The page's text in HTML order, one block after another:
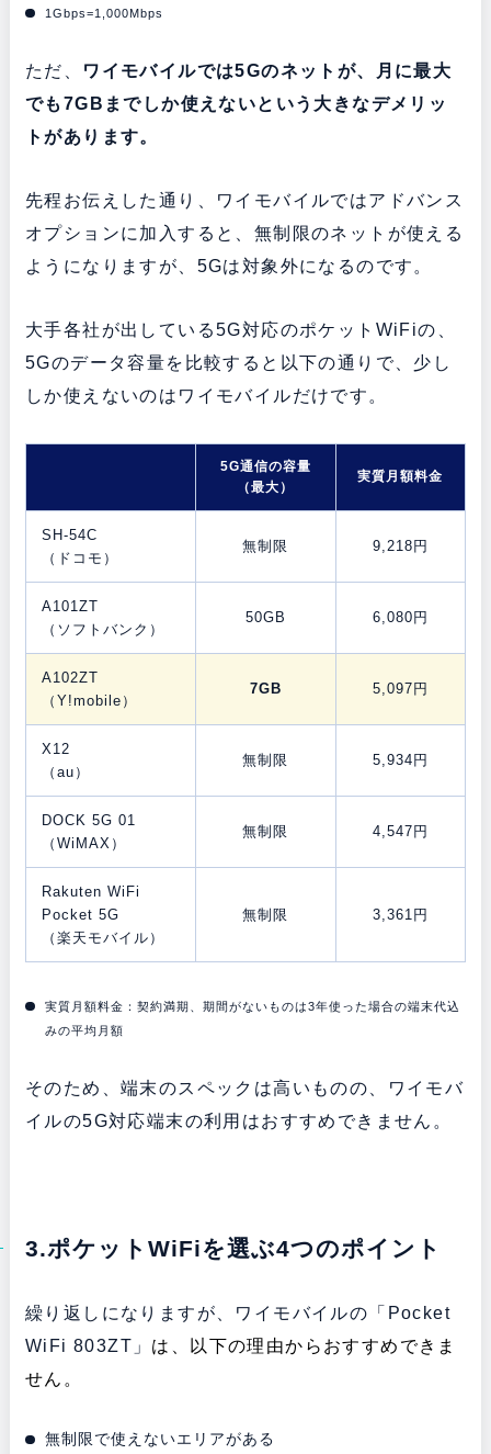
1Gbps=1,000Mbps
ただ、
ワイモバイルでは5Gのネットが、月に最大
でも7GBまでしか使えないという大きなデメリッ
トがあります。
先程お伝えした通り、ワイモバイルではアドバンス
オプションに加入すると、無制限のネットが使える
ようになりますが、5Gは対象外になるのです。
大手各社が出している5G対応のポケットWiFiの、
5Gのデータ容量を比較すると以下の通りで、少し
しか使えないのはワイモバイルだけです。
5G通信の容量
（最大）
実質月額料金
SH-54C
（ドコモ）
無制限 9,218円
A101ZT
（ソフトバンク）
50GB 6,080円
A102ZT
（Y!mobile）
7GB 5,097円
X12
（au）
無制限 5,934円
DOCK 5G 01
（WiMAX）
無制限 4,547円
Rakuten WiFi
Pocket 5G
（楽天モバイル）
無制限 3,361円
実質月額料金：契約満期、期間がないものは3年使った場合の端末代込
みの平均月額
そのため、端末のスペックは高いものの、ワイモバ
イルの5G対応端末の利用はおすすめできません。
3.ポケットWiFiを選ぶ4つのポイント
繰り返しになりますが、ワイモバイルの「Pocket
WiFi 803ZT」 は、以下の理由からおすすめできま
せん。
無制限で使えないエリアがある